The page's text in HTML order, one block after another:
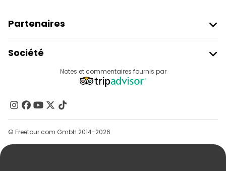
Partenaires
Connexion Du Fournisseur
Programme D’affiliation
Société
Contactez-Nous
Groupes
Aide
Notes et commentaires fournis par
© Freetour.com GmbH 2014-2026